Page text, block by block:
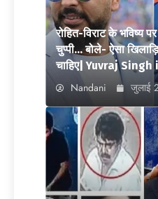
रोहित-विराट के भविष्य
चुप्पी… बोले- ऐसा
चाहिए| Yuvraj
Nandani जुलाई